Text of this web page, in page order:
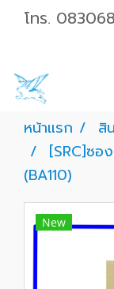
โทร.
หน้าแรก สิ
[SRC]ซอ
(BA110)
New